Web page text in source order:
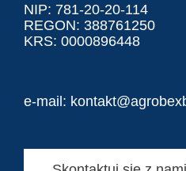
NIP: 781-20-20-114
REGON: 388761250
KRS: 0000896448
e-mail: